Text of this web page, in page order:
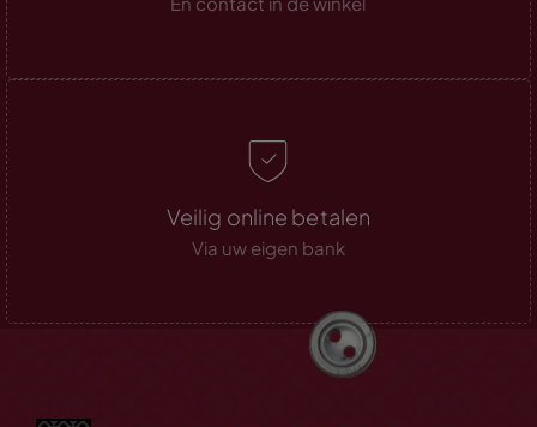
Veilig online betalen
Via uw eigen bank